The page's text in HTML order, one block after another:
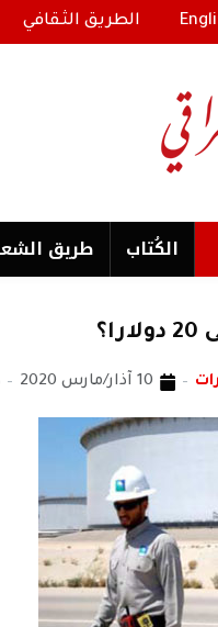
الطريق الثقافي
الكُتاب طریق
10 آذار/مارس 2020